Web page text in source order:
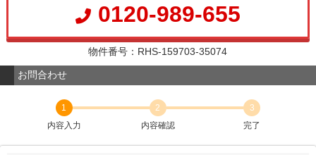
0120-989-655
物件番号：RHS-159703-35074
お問合わせ
1
内容入力
2
内容確認
3
完了